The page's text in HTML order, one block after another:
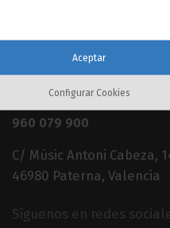
960 079 900
C/ Músic Antoni Cabeza,
46980 Paterna, Valencia
Síguenos en redes
Aceptar
Configurar Cookies